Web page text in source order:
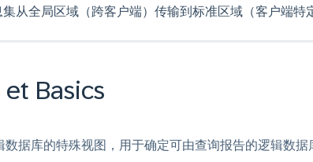
从全局区域（跨客户端）传输到标准区域（客户端特
et Basics
数据库的特殊视图，用于确定可由查询报告的逻辑数据